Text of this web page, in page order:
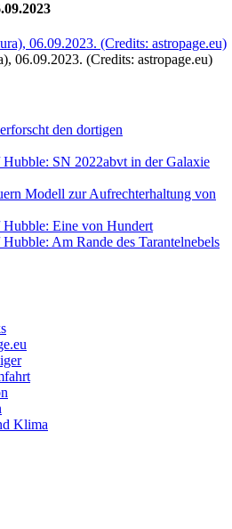
06.09.2023. (Credits: astropage.eu)
den dortigen
SN 2022abvt in der Galaxie
Modell zur Aufrechterhaltung von
Eine von Hundert
Am Rande des Tarantelnebels
Klima